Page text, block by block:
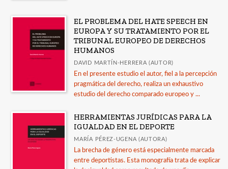
EL PROBLEMA DEL HATE SPEECH EN
EUROPA Y SU TRATAMIENTO POR EL
TRIBUNAL EUROPEO DE DERECHOS
HUMANOS
DAVID MARTÍN-HERRERA (AUTOR)
En el presente estudio el autor, fiel a la percepción
pragmática del derecho, realiza un exhaustivo
estudio del derecho comparado europeo y ...
HERRAMIENTAS JURÍDICAS PARA LA
IGUALDAD EN EL DEPORTE
MARÍA PÉREZ-UGENA (AUTORA)
La brecha de género está especialmente marcada
entre deportistas. Esta monografía trata de explicar